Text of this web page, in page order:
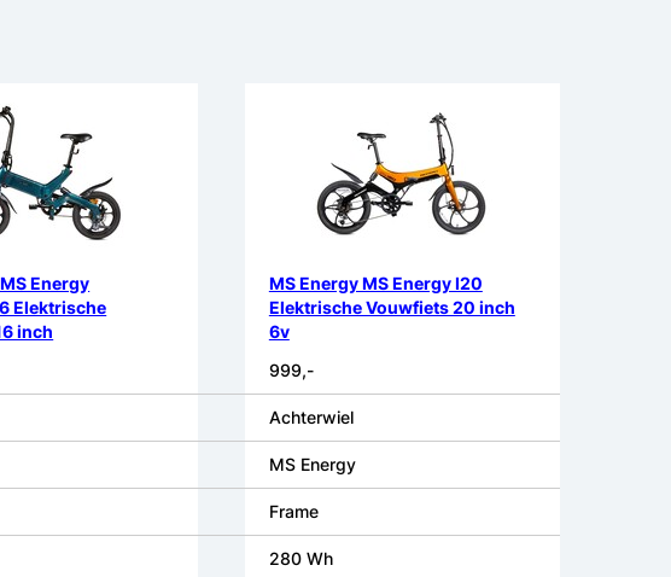
Energy
Elektrische
inch
MS Energy MS Energy I20
Elektrische Vouwfiets 20 inch
6v
999,-
Achterwiel
MS Energy
Frame
280 Wh